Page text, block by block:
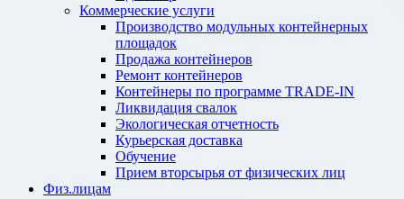
Коммерческие услуги
Производство модульных контейнерных
площадок
Продажа контейнеров
Ремонт контейнеров
Контейнеры по программе TRADE-IN
Ликвидация свалок
Экологическая отчетность
Курьерская доставка
Обучение
Прием вторсырья от физических лиц
Физ.лицам